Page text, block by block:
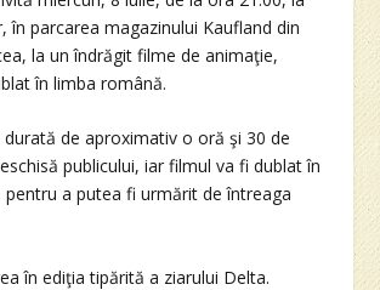
în parcarea magazinului Kaufland din
la un îndrăgit filme de animaţie,
în limba română.
de aproximativ o oră şi 30 de
publicului, iar filmul va fi dublat în
a putea fi urmărit de întreaga
în ediţia tipărită a ziarului Delta.